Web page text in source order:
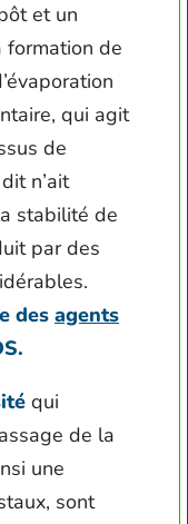
et un
formation de
qui agit
de
n’ait
stabilité de
par des
des agents
qui
de la
une
sont